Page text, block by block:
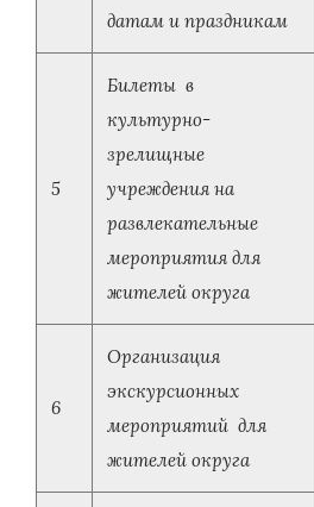
датам и праздникам
5
Билеты в
культурно-
зрелищные
учреждения на
развлекательные
мероприятия для
жителей округа
6
Организация
экскурсионных
мероприятий для
жителей округа